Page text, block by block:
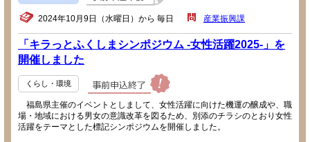
2024年10月9日（水曜日）から 毎日 産業振興課
「キラっとふくしまシンポジウム -女性活躍2025-」を
開催しました
くらし・環境
福島県主催のイベントとしまして、女性活躍に向けた機運の醸成や、職
場・地域における男女の意識改革を図るため、別添のチラシのとおり女性
活躍をテーマとした標記シンポジウムを開催しました。